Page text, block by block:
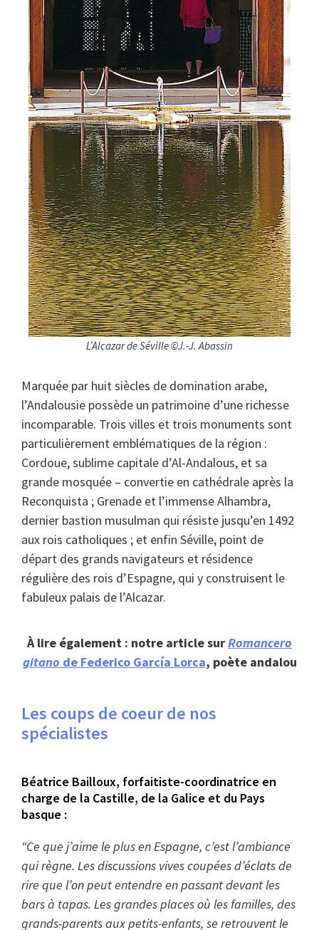
L’Alcazar de Séville ©J.-J. Abassin
Marquée par huit siècles de domination arabe,
l’Andalousie possède un patrimoine d’une richesse
incomparable. Trois villes et trois monuments sont
particulièrement emblématiques de la région :
Cordoue, sublime capitale d’Al-Andalous, et sa
grande mosquée – convertie en cathédrale après la
Reconquista ; Grenade et l’immense Alhambra,
dernier bastion musulman qui résiste jusqu’en 1492
aux rois catholiques ; et enfin Séville, point de
départ des grands navigateurs et résidence
régulière des rois d’Espagne, qui y construisent le
fabuleux palais de l’Alcazar.
À lire également : notre article surRomancero
gitano de Federico García Lorca, poète andalou
Les coups de coeur de nos
spécialistes
Béatrice Bailloux, forfaitiste-coordinatrice en
charge de la Castille, de la Galice et du Pays
basque :
“Ce que j’aime le plus en Espagne, c’est l’ambiance
qui règne. Les discussions vives coupées d’éclats de
rire que l’on peut entendre en passant devant les
bars à tapas. Les grandes places où les familles, des
grands-parents aux petits-enfants, se retrouvent le